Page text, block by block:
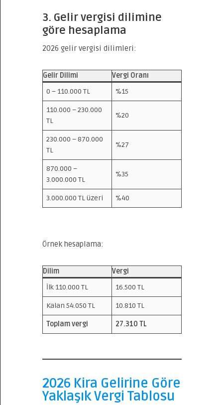
3. Gelir vergisi dilimine
göre hesaplama
2026 gelir vergisi dilimleri:
Gelir Dilimi
Vergi Oranı
0 – 110.000 TL
%15
110.000 – 230.000
TL
%20
230.000 – 870.000
TL
%27
870.000 –
3.000.000 TL
%35
3.000.000 TL üzeri %40
Örnek hesaplama:
Dilim
Vergi
İlk 110.000 TL
16.500 TL
Kalan 54.050 TL 10.810 TL
Toplam vergi 27.310 TL
2026 Kira Gelirine Göre
Yaklaşık Vergi Tablosu